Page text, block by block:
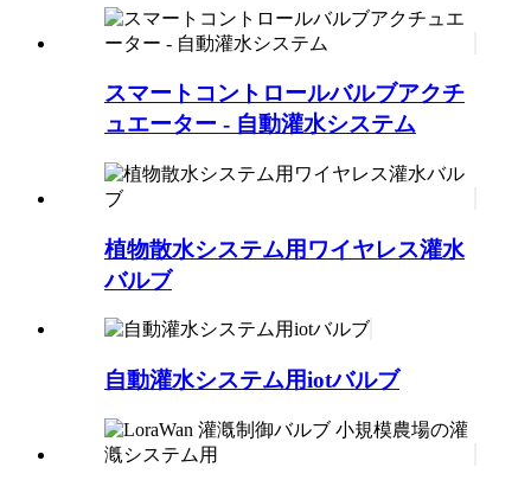
スマートコントロールバルブアクチ
ュエーター - 自動灌水システム
植物散水システム用ワイヤレス灌水
バルブ
自動灌水システム用iotバルブ